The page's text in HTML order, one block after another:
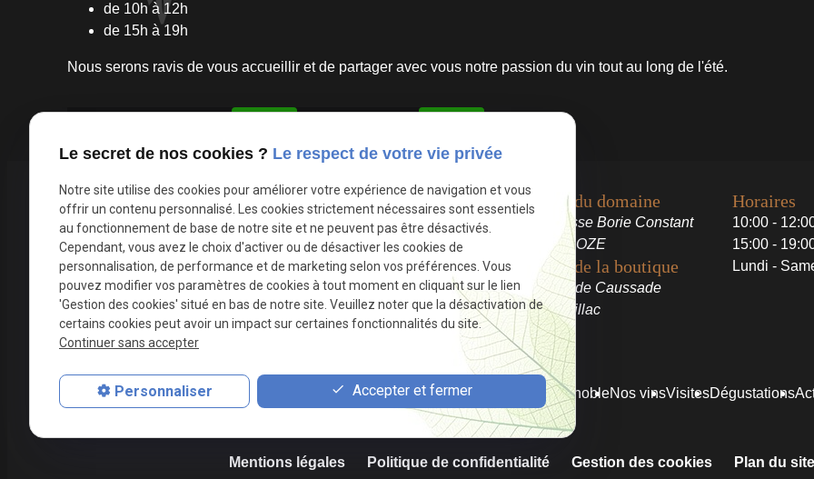
de 10h à 12h
de 15h à 19h
Nous serons ravis de vous accueillir et de partager avec vous notre passion du vin tout au long de l'été.
Téléphone
05 82 88 40 13
Adresse du domaine
156 impasse Borie Constant
81600 BROZE
Adresse de la boutique
900 route de Caussade
81600 Gaillac
Horaires
10:00 -
15:00 -
Lundi -
AccueilNotre histoire Le vignobleNos vinsVisitesDégustations
Mentions légales Politique de confidentialité Gestion des cookies Plan du site
Le secret de nos cookies ? Le respect de votre vie privée
Notre site utilise des cookies pour améliorer votre expérience de navigation et vous
offrir un contenu personnalisé. Les cookies strictement nécessaires sont essentiels
au fonctionnement de base de notre site et ne peuvent pas être désactivés.
Cependant, vous avez le choix d'activer ou de désactiver les cookies de
personnalisation, de performance et de marketing selon vos préférences. Vous
pouvez modifier vos paramètres de cookies à tout moment en cliquant sur le lien
'Gestion des cookies' situé en bas de notre site. Veuillez noter que la désactivation de
certains cookies peut avoir un impact sur certaines fonctionnalités du site.
Continuer sans accepter
Personnaliser Accepter et fermer